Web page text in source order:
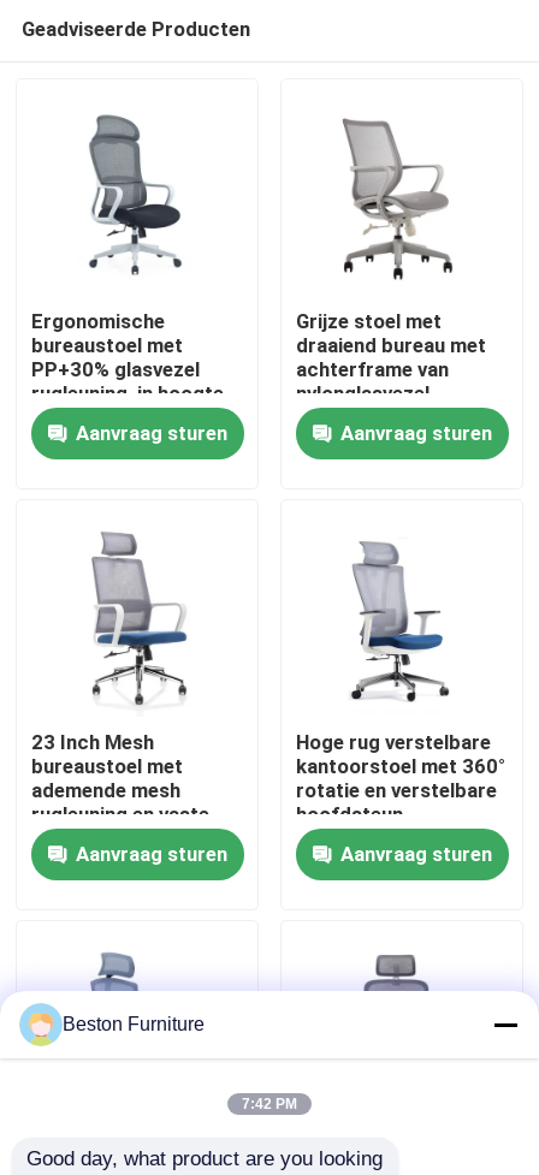
Producten
Over ons
Fabriekstocht
Kwaliteitscontrole
Neem contact met ons op
Gevallen
Bureau Werkstation Bureaus
Geadviseerde Producten
Ergonomische
bureaustoel met
PP+30% glasvezel
rugleuning, in hoogte
verstelbaar en met
nylon wielen
Aanvraag sturen
Grijze stoel met
draaiend bureau met
achterframe van
nylonglasvezel,
schuimkussing en
zwarte PU-wielen
Aanvraag sturen
23 Inch Mesh
bureaustoel met
ademende mesh
rugleuning en vaste
armleuningen
Draaibare bureaustoel
Aanvraag sturen
Hoge rug verstelbare
kantoorstoel met 360°
rotatie en verstelbare
hoofdsteun
Aanvraag sturen
Grijsblauwe Grijze Witte Mesh
Beston Furniture
7:42 PM
Good day, what product are you looking